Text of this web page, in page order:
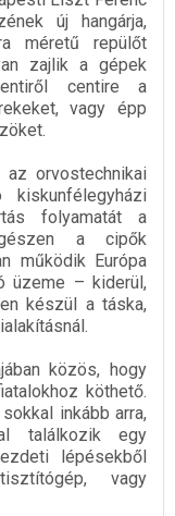
új hangárja,
méretű repülőt
zajlik a gépek
centire a
vagy épp
az orvostechnikai
folyamatát a
a cipők
működik Európa
üzeme – kiderül,
készül a táska,
közös, hogy
köthető.
inkább arra,
találkozik egy
lépésekből
vagy